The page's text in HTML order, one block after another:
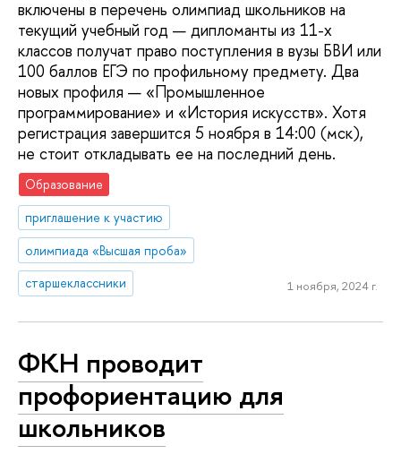
включены в перечень олимпиад школьников на
текущий учебный год — дипломанты из 11-х
классов получат право поступления в вузы БВИ или
100 баллов ЕГЭ по профильному предмету. Два
новых профиля — «Промышленное
программирование» и «История искусств». Хотя
регистрация завершится 5 ноября в 14:00 (мск),
не стоит откладывать ее на последний день.
Образование
приглашение к участию
олимпиада «Высшая проба»
старшеклассники
1 ноября, 2024 г.
ФКН проводит
профориентацию для
школьников